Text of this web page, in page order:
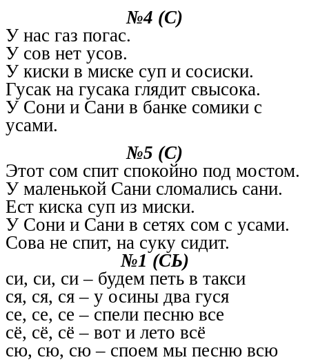
№4 (С)
У нас газ погас.
У сов нет усов.
У киски в миске суп и сосиски.
Гусак на гусака глядит свысока.
У Сони и Сани в банке сомики с
усами.
№5 (С)
Этот сом спит спокойно под мостом.
У маленькой Сани сломались сани.
Ест киска суп из миски.
У Сони и Сани в сетях сом с усами.
Сова не спит, на суку сидит.
№1 (СЬ)
си, си, си – будем петь в такси
ся, ся, ся – у осины два гуся
се, се, се – спели песню все
сё, сё, сё – вот и лето всё
сю, сю, сю – споем мы песню всю